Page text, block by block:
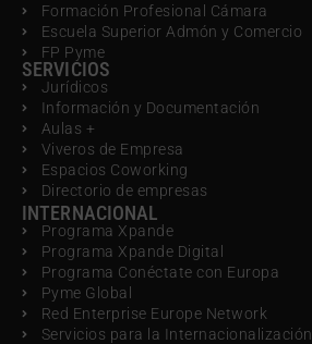
Formación Profesional Cámara
Escuela Superior Admón y Comercio
FP Pyme
SERVICIOS
Jurídicos
Información y Documentación
Aulas +
Viveros de Empresa
Espacios Coworking
Directorio de empresas
INTERNACIONAL
Programa Xpande
Programa Xpande Digital
Programa Conéctate con Europa
Pyme Global
Red Enterprise Europe Network
Servicios para la Internacionalización